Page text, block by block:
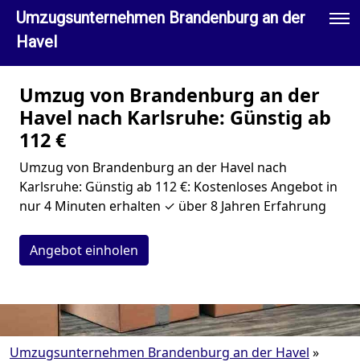
Umzugsunternehmen Brandenburg an der
Havel
Umzug von Brandenburg an der
Havel nach Karlsruhe: Günstig ab
112 €
Umzug von Brandenburg an der Havel nach
Karlsruhe: Günstig ab 112 €: Kostenloses Angebot in
nur 4 Minuten erhalten ✓ über 8 Jahren Erfahrung
Angebot einholen
Umzugsunternehmen Brandenburg an der Havel »